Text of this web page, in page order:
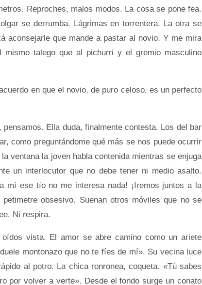
Reproches, malos modos. La cosa se pone fea.
se derrumba. Lágrimas en torrentera. La otra se
aconsejarle que mande a pastar al novio. Y me mira
mismo talego que al pichurri y el gremio masculino
en que el novio, de puro celoso, es un perfecto
Ella duda, finalmente contesta. Los del bar
como preguntándome qué más se nos puede ocurrir
ventana la joven habla contenida mientras se enjuga
un interlocutor que no debe tener ni medio asalto.
mí ese tío no me interesa nada! ¡Iremos juntos a la
obsesivo. Suenan otros móviles que no se
Ni respira.
vista. El amor se abre camino como un ariete
montonazo que no te fíes de mí». Su vecina luce
al potro. La chica ronronea, coqueta. «Tú sabes
por volver a verte». Desde el fondo surge un conato